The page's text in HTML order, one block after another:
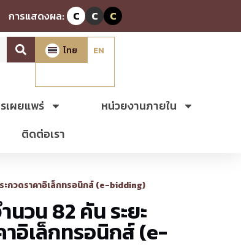
การแสดงผล: C C C
ไทย EN
เผยแพร่
หน่วยงานภายใน
ติดต่อเรา
ะกวดราคาอิเล็กทรอนิกส์ (e-bidding)
วน 82 คัน ระยะ
าอิเล็กทรอนิกส์ (e-